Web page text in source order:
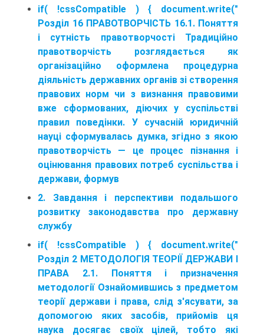
if( !cssCompatible ) { document.write("
Розділ 16 ПРАВОТВОРЧІСТЬ 16.1. Поняття
і сутність правотворчості Традиційно
правотворчість розглядається як
організаційно оформлена процедурна
діяльність державних органів зі створення
правових норм чи з визнання правовими
вже сформованих, діючих у суспільстві
правил поведінки. У сучасній юридичній
науці сформувалась думка, згідно з якою
правотворчість — це процес пізнання і
оцінювання правових потреб суспільства і
держави, формув
2. Завдання і перспективи подальшого
розвитку законодавства про державну
службу
if( !cssCompatible ) { document.write("
Розділ 2 МЕТОДОЛОГІЯ ТЕОРІЇ ДЕРЖАВИ І
ПРАВА 2.1. Поняття і призначення
методології Ознайомившись з предметом
теорії держави і права, слід з'ясувати, за
допомогою яких засобів, прийомів ця
наука досягає своїх цілей, тобто які